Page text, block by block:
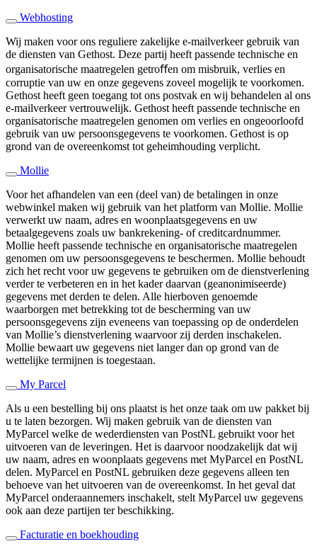
Webhosting
Wij maken voor ons reguliere zakelijke e-mailverkeer gebruik van
de diensten van Gethost. Deze partij heeft passende technische en
organisatorische maatregelen getroﬀen om misbruik, verlies en
corruptie van uw en onze gegevens zoveel mogelijk te voorkomen.
Gethost heeft geen toegang tot ons postvak en wij behandelen al ons
e-mailverkeer vertrouwelijk. Gethost heeft passende technische en
organisatorische maatregelen genomen om verlies en ongeoorloofd
gebruik van uw persoonsgegevens te voorkomen. Gethost is op
grond van de overeenkomst tot geheimhouding verplicht.
Mollie
Voor het afhandelen van een (deel van) de betalingen in onze
webwinkel maken wij gebruik van het platform van Mollie. Mollie
verwerkt uw naam, adres en woonplaatsgegevens en uw
betaalgegevens zoals uw bankrekening- of creditcardnummer.
Mollie heeft passende technische en organisatorische maatregelen
genomen om uw persoonsgegevens te beschermen. Mollie behoudt
zich het recht voor uw gegevens te gebruiken om de dienstverlening
verder te verbeteren en in het kader daarvan (geanonimiseerde)
gegevens met derden te delen. Alle hierboven genoemde
waarborgen met betrekking tot de bescherming van uw
persoonsgegevens zijn eveneens van toepassing op de onderdelen
van Mollie’s dienstverlening waarvoor zij derden inschakelen.
Mollie bewaart uw gegevens niet langer dan op grond van de
wettelijke termijnen is toegestaan.
My Parcel
Als u een bestelling bij ons plaatst is het onze taak om uw pakket bij
u te laten bezorgen. Wij maken gebruik van de diensten van
MyParcel welke de wederdiensten van PostNL gebruikt voor het
uitvoeren van de leveringen. Het is daarvoor noodzakelijk dat wij
uw naam, adres en woonplaats gegevens met MyParcel en PostNL
delen. MyParcel en PostNL gebruiken deze gegevens alleen ten
behoeve van het uitvoeren van de overeenkomst. In het geval dat
MyParcel onderaannemers inschakelt, stelt MyParcel uw gegevens
ook aan deze partijen ter beschikking.
Facturatie en boekhouding